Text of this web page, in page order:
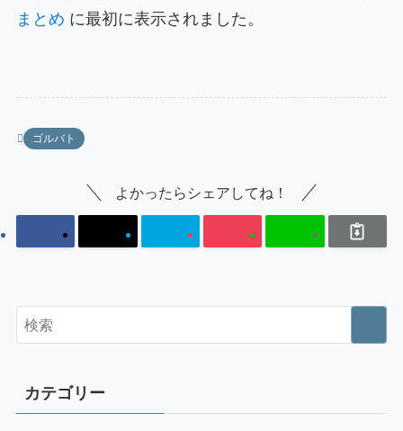
まとめ に最初に表示されました。
ゴルバト
よかったらシェアしてね！
カテゴリー